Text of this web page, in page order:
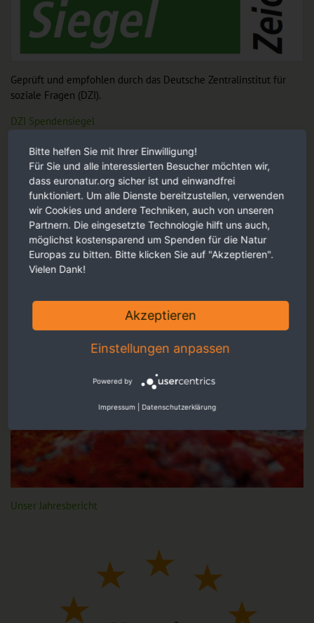
Geprüft und empfohlen durch das Deutsche Zentralinstitut für
soziale Fragen (DZI).
DZI Spendensiegel
Unsere Empfehlung für Sie
Unser Jahresbericht
Bitte helfen Sie mit Ihrer Einwilligung!
Für Sie und alle interessierten Besucher möchten wir,
dass euronatur.org sicher ist und einwandfrei
funktioniert. Um alle Dienste bereitzustellen, verwenden
wir Cookies und andere Techniken, auch von unseren
Partnern. Die eingesetzte Technologie hilft uns auch,
möglichst kostensparend um Spenden für die Natur
Europas zu bitten. Bitte klicken Sie auf "Akzeptieren".
Vielen Dank!
Akzeptieren
Einstellungen anpassen
Powered by
Impressum Datenschutzerklärung